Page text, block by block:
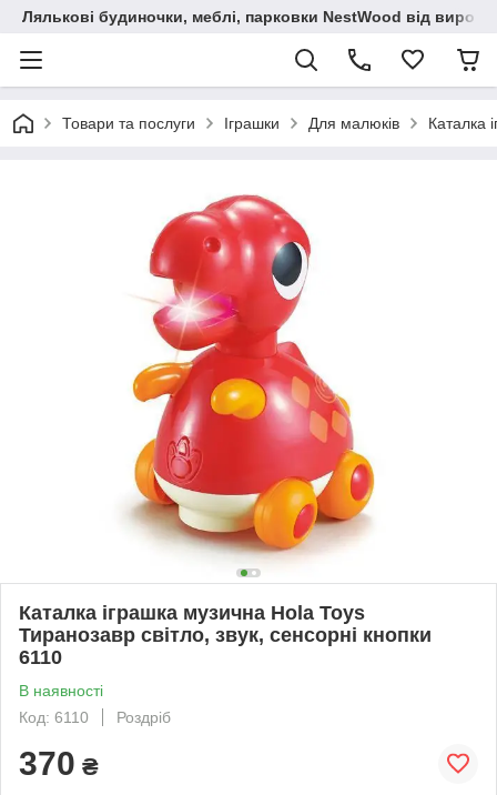
Лялькові будиночки, меблі, парковки NestWood від
Товари та послуги Іграшки Для малюків Каталка
Каталка іграшка музична Hola Toys
Тиранозавр світло, звук, сенсорні кнопки
6110
В наявності
Код: 6110
Роздріб
370 ₴